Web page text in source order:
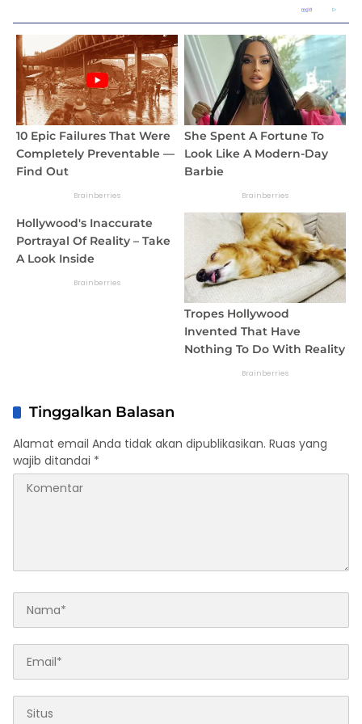
Tinggalkan Balasan
Alamat email Anda tidak akan dipublikasikan. Ruas yang
wajib ditandai *